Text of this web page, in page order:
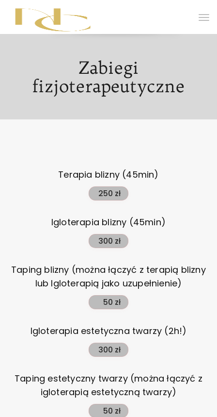
Zabiegi
fizjoterapeutyczne
Terapia blizny (45min)
250 zł
Igloterapia blizny (45min)
300 zł
Taping blizny (można łączyć z terapią blizny
lub Igloterapią jako uzupełnienie)
50 zł
Igloterapia estetyczna twarzy (2h!)
300 zł
Taping estetyczny twarzy (można łączyć z
igloterapią estetyczną twarzy)
50 zł